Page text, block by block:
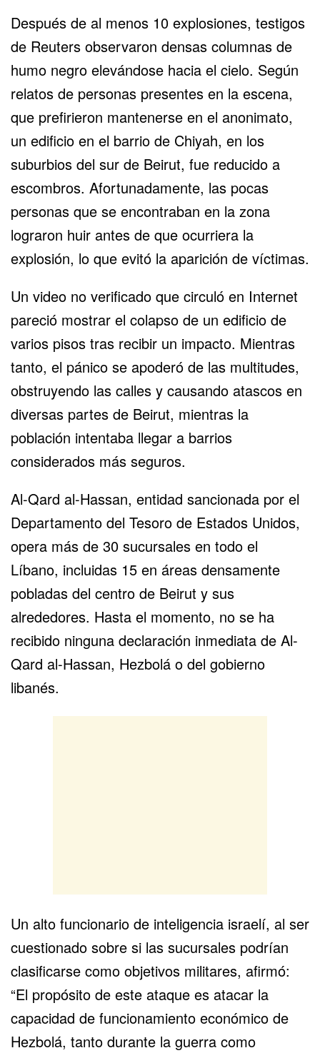
Después de al menos 10 explosiones, testigos
de Reuters observaron densas columnas de
humo negro elevándose hacia el cielo. Según
relatos de personas presentes en la escena,
que prefirieron mantenerse en el anonimato,
un edificio en el barrio de Chiyah, en los
suburbios del sur de Beirut, fue reducido a
escombros. Afortunadamente, las pocas
personas que se encontraban en la zona
lograron huir antes de que ocurriera la
explosión, lo que evitó la aparición de víctimas.
Un video no verificado que circuló en Internet
pareció mostrar el colapso de un edificio de
varios pisos tras recibir un impacto. Mientras
tanto, el pánico se apoderó de las multitudes,
obstruyendo las calles y causando atascos en
diversas partes de Beirut, mientras la
población intentaba llegar a barrios
considerados más seguros.
Al-Qard al-Hassan, entidad sancionada por el
Departamento del Tesoro de Estados Unidos,
opera más de 30 sucursales en todo el
Líbano, incluidas 15 en áreas densamente
pobladas del centro de Beirut y sus
alrededores. Hasta el momento, no se ha
recibido ninguna declaración inmediata de Al-
Qard al-Hassan, Hezbolá o del gobierno
libanés.
Un alto funcionario de inteligencia israelí, al ser
cuestionado sobre si las sucursales podrían
clasificarse como objetivos militares, afirmó:
“El propósito de este ataque es atacar la
capacidad de funcionamiento económico de
Hezbolá, tanto durante la guerra como